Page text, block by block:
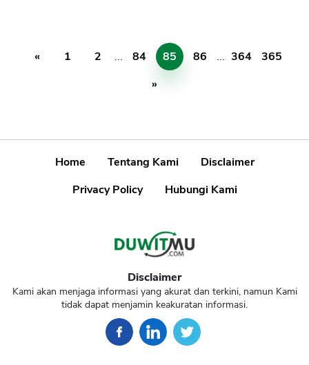
« 1 2 ... 84 85 86 ... 364
365
»
Home Tentang Kami
Disclaimer
Privacy Policy
Hubungi Kami
Disclaimer
Kami akan menjaga informasi yang akurat dan terkini, namun Kami
tidak dapat menjamin keakuratan informasi.